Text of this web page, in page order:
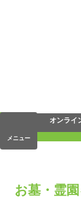
メニュー
オンライ
お墓・霊